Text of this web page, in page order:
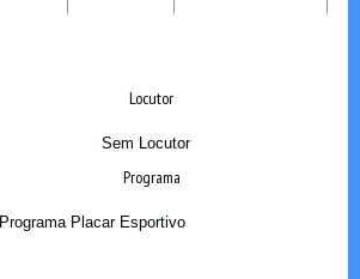
Locutor
Sem Locutor
Programa
Programa Placar Esportivo